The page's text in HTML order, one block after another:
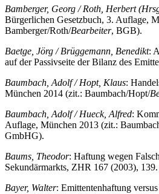
Bamberger, Georg / Roth, Herbert
Bürgerlichen Gesetzbuch, 3. Auflage,
Bamberger/Roth/Bearbeiter, BGB).
Baetge, Jörg / Brüggemann, Benedikt:
auf der Passivseite der Bilanz des
Baumbach, Adolf / Hopt, Klaus:
München 2014 (zit.: Baumbach/Hopt/
Baumbach, Adolf / Hueck, Alfred:
Auflage, München 2013 (zit.:
GmbHG).
Baums, Theodor: Haftung wegen
Sekundärmarkts, ZHR 167 (2003), 139.
Bayer, Walter: Emittentenhaftung